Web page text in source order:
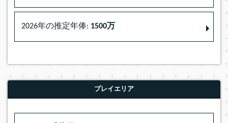
2026年の推定年俸: 1500万
プレイエリア